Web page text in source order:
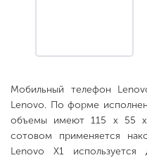
Мобильный телефон
Lenovo. По форме
объемы имеют 115 x 55
сотовом применяется
Lenovo X1